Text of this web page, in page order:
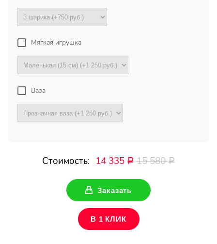
Ваше имя
Ваш Email
Мягкая игрушка
Ваза
Стоимость: 14 335 Р 15 580Р
Заказать
В 1 КЛИК